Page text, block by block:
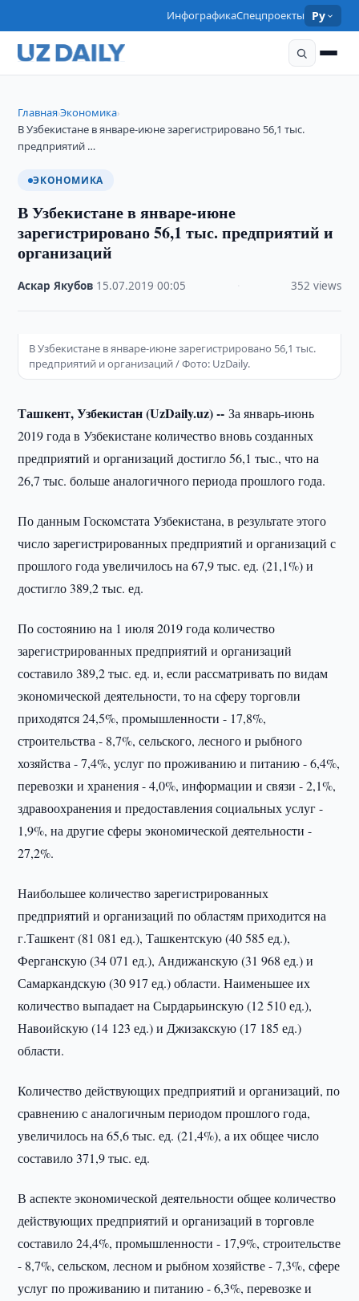
ИнфографикаСпецпроекты Ру
Главная›Экономика›
В Узбекистане в январе-июне зарегистрировано 56,1 тыс.
предприятий …
ЭКОНОМИКА
В Узбекистане в январе-июне
зарегистрировано 56,1 тыс. предприятий и
организаций
Аскар Якубов 15.07.2019 ·00:05 352 views
В Узбекистане в январе-июне зарегистрировано 56,1 тыс.
предприятий и организаций / Фото: UzDaily.
Ташкент, Узбекистан (UzDaily.uz) --За январь-июнь
2019 года в Узбекистане количество вновь созданных
предприятий и организаций достигло 56,1 тыс., что на
26,7 тыс. больше аналогичного периода прошлого года.
По данным Госкомстата Узбекистана, в результате этого
число зарегистрированных предприятий и организаций с
прошлого года увеличилось на 67,9 тыс. ед. (21,1%) и
достигло 389,2 тыс. ед.
По состоянию на 1 июля 2019 года количество
зарегистрированных предприятий и организаций
составило 389,2 тыс. ед. и, если рассматривать по видам
экономической деятельности, то на сферу торговли
приходятся 24,5%, промышленности - 17,8%,
строительства - 8,7%, сельского, лесного и рыбного
хозяйства - 7,4%, услуг по проживанию и питанию - 6,4%,
перевозки и хранения - 4,0%, информации и связи - 2,1%,
здравоохранения и предоставления социальных услуг -
1,9%, на другие сферы экономической деятельности -
27,2%.
Наибольшее количество зарегистрированных
предприятий и организаций по областям приходится на
г.Ташкент (81 081 ед.), Ташкентскую (40 585 ед.),
Ферганскую (34 071 ед.), Андижанскую (31 968 ед.) и
Самаркандскую (30 917 ед.) области. Наименьшее их
количество выпадает на Сырдарьинскую (12 510 ед.),
Навоийскую (14 123 ед.) и Джизакскую (17 185 ед.)
области.
Количество действующих предприятий и организаций, по
сравнению с аналогичным периодом прошлого года,
увеличилось на 65,6 тыс. ед. (21,4%), а их общее число
составило 371,9 тыс. ед.
В аспекте экономической деятельности общее количество
действующих предприятий и организаций в торговле
составило 24,4%, промышленности - 17,9%, строительстве
- 8,7%, сельском, лесном и рыбном хозяйстве - 7,3%, сфере
услуг по проживанию и питанию - 6,3%, перевозке и